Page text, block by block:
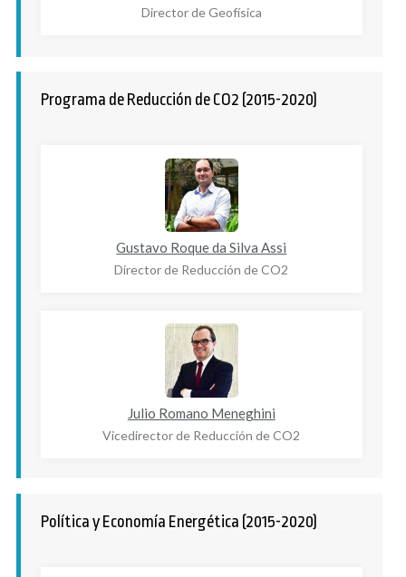
Director de Geofísica
Programa de Reducción de CO2 (2015-2020)
Gustavo Roque da Silva Assi
Director de Reducción de CO2
Julio Romano Meneghini
Vicedirector de Reducción de CO2
Política y Economía Energética (2015-2020)